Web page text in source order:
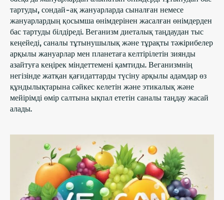
тартуды, сондай-ақ жануарларда сыналған немесе
жануарлардың қосымша өнімдерінен жасалған өнімдерден
бас тартуды білдіреді. Веганизм диеталық таңдаудан тыс
кеңейеді, саналы тұтынушылық және тұрақты тәжірибелер
арқылы жануарлар мен планетаға келтірілетін зиянды
азайтуға кеңірек міндеттемені қамтиды. Веганизмнің
негізінде жатқан қағидаттарды түсіну арқылы адамдар өз
құндылықтарына сәйкес келетін және этикалық және
мейірімді өмір салтына ықпал ететін саналы таңдау жасай
алады.